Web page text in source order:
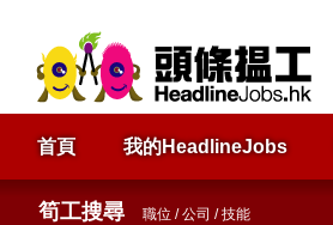
首頁 我的HeadlineJobs
筍工搜尋 職位 / 公司 / 技能